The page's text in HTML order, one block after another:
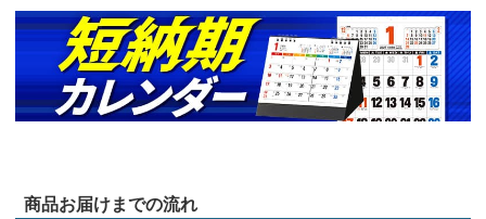
商品お届けまでの流れ